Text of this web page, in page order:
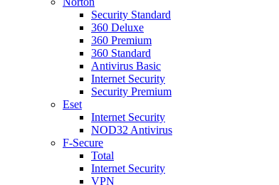
Security Standard
360 Deluxe
360 Premium
360 Standard
Antivirus Basic
Internet Security
Security Premium
Eset
Internet Security
NOD32 Antivirus
F-Secure
Total
Internet Security
VPN